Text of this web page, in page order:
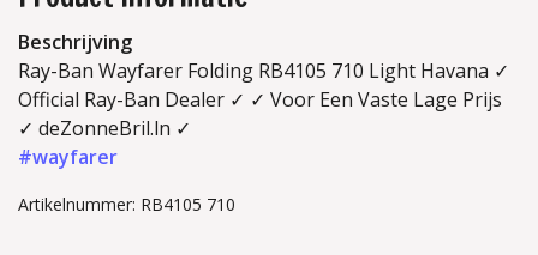
Beschrijving
Ray-Ban Wayfarer Folding RB4105 710 Light Havana ✓
Official Ray-Ban Dealer ✓ ✓ Voor Een Vaste Lage Prijs
✓ deZonneBril.ln ✓
#wayfarer
Artikelnummer: RB4105 710